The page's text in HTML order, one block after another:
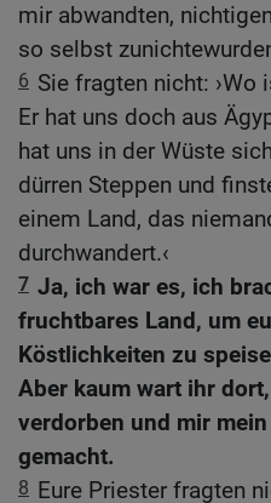
mir abwandten,
so selbst
6 Sie fragten nicht: ›Wo
Er hat uns doch aus
hat uns in der Wüste
dürren Steppen und
einem Land, das
durchwandert.‹
7 Ja, ich war es, ich
fruchtbares Land, um
Köstlichkeiten zu
Aber kaum wart ihr
verdorben und mir
gemacht.
8 Eure Priester fragten